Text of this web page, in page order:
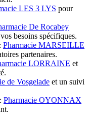
LES 3 LYS pour
De Rocabey
besoins spécifiques.
Pharmacie MARSEILLE
partenaires.
LORRAINE et
de Vosgelade et un suivi
Pharmacie OYONNAX